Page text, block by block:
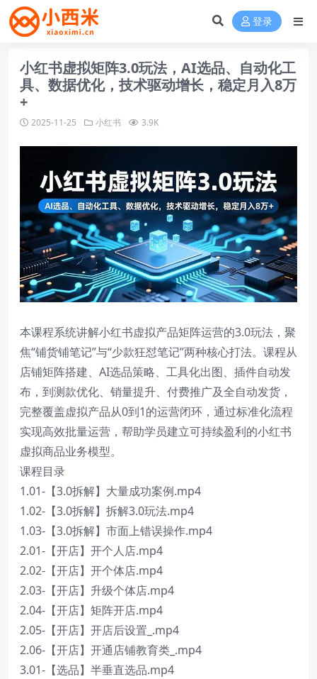
登录
小红书虚拟矩阵3.0玩法，AI选品、自动化工
具、数据优化，技术驱动增长，稳定月入8万
+
2025-11-25 小红书 3.9K
本课程系统讲解小红书虚拟产品矩阵运营的3.0玩法，聚
焦“铺货铺笔记”与“少款狂怼笔记”两种核心打法。课程从
店铺矩阵搭建、AI选品策略、工具化出图、插件自动发
布，到测款优化、销量提升、付费推广及全自动发货，
完整覆盖虚拟产品从0到1的运营闭环，通过标准化流程
实现高效批量运营，帮助学员建立可持续盈利的小红书
虚拟商品业务模型。
课程目录
1.01-【3.0拆解】大量成功案例.mp4
1.02-【3.0拆解】拆解3.0玩法.mp4
1.03-【3.0拆解】市面上错误操作.mp4
2.01-【开店】开个人店.mp4
2.02-【开店】开个体店.mp4
2.03-【开店】升级个体店.mp4
2.04-【开店】矩阵开店.mp4
2.05-【开店】开店后设置_.mp4
2.06-【开店】开通店铺教育类_.mp4
3.01-【选品】半垂直选品.mp4